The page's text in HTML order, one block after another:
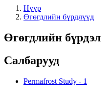
Нүүр
Өгөгдлийн бүрдлүүд
Өгөгдлийн бүрдэл
Салбарууд
Permafrost Study - 1